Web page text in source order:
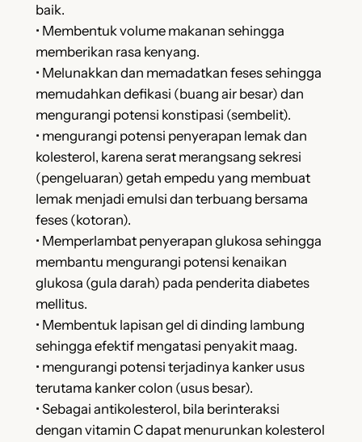
baik.
• Membentuk volume makanan sehingga
memberikan rasa kenyang.
• Melunakkan dan memadatkan feses sehingga
memudahkan defikasi (buang air besar) dan
mengurangi potensi konstipasi (sembelit).
• mengurangi potensi penyerapan lemak dan
kolesterol, karena serat merangsang sekresi
(pengeluaran) getah empedu yang membuat
lemak menjadi emulsi dan terbuang bersama
feses (kotoran).
• Memperlambat penyerapan glukosa sehingga
membantu mengurangi potensi kenaikan
glukosa (gula darah) pada penderita diabetes
mellitus.
• Membentuk lapisan gel di dinding lambung
sehingga efektif mengatasi penyakit maag.
• mengurangi potensi terjadinya kanker usus
terutama kanker colon (usus besar).
• Sebagai antikolesterol, bila berinteraksi
dengan vitamin C dapat menurunkan kolesterol